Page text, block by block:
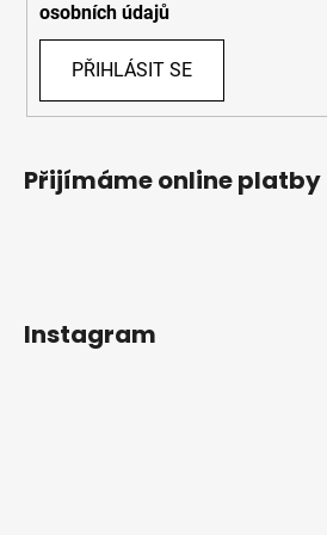
osobních údajů
PŘIHLÁSIT SE
Přijímáme online platby
Instagram